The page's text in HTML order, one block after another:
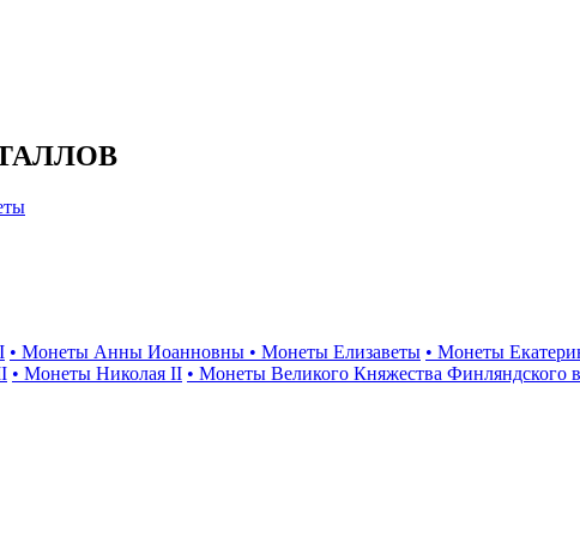
• Монеты Анны Иоанновны • Монеты Елизаветы • Монеты
• Монеты Николая II • Монеты Великого Княжества Финляндского